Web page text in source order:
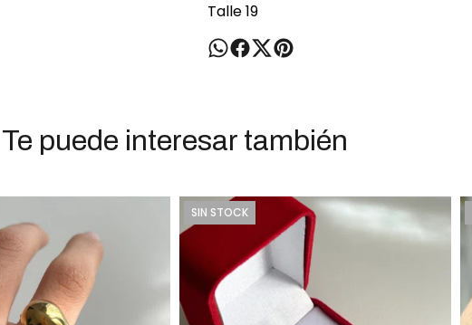
Talle 19
Te puede interesar también
SIN STOCK